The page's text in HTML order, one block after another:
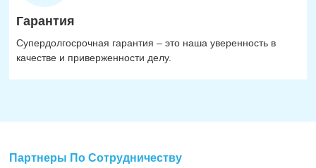
Гарантия
Супердолгосрочная гарантия – это наша уверенность в
качестве и приверженности делу.
Партнеры По Сотрудничеству